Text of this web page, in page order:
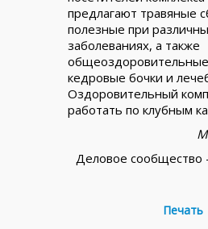
предлагают травяные
полезные при
заболеваниях, а также
кедровые бочки и
Оздоровительный
работать по клубным
Деловое сообщество
Печать